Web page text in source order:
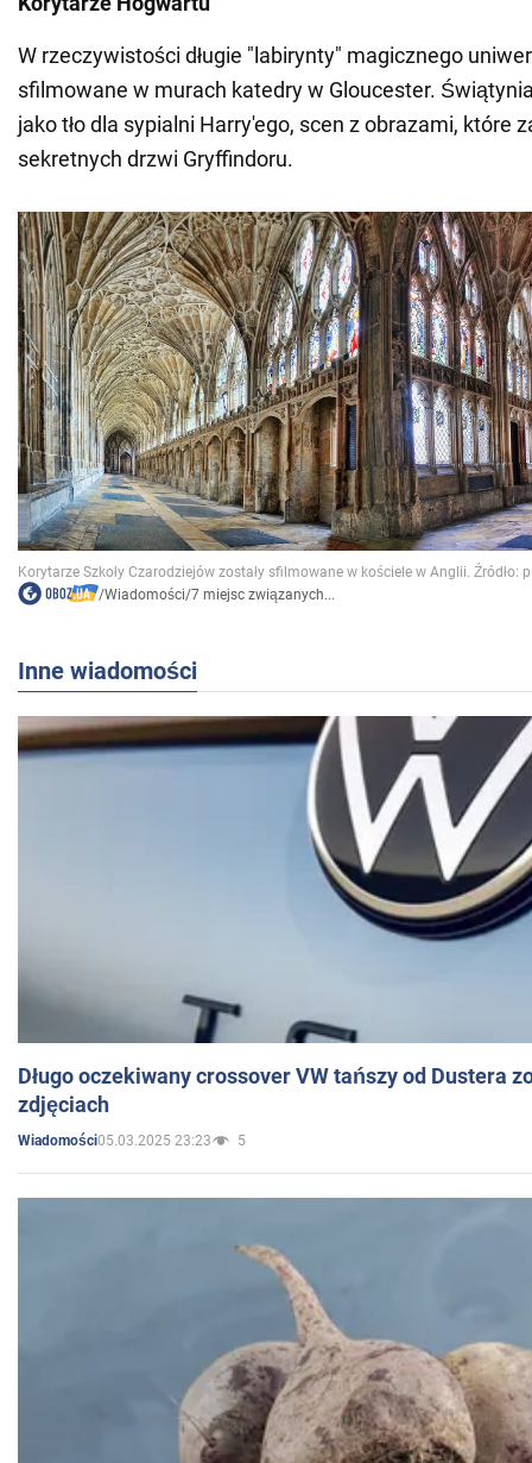
W rzeczywistości długie "labirynty" magicznego
sfilmowane w murach katedry w Gloucester. Świątynia
jako tło dla sypialni Harry'ego, scen z obrazami, które
sekretnych drzwi Gryffindoru.
/Wiadomości/7 miejsc związanych...
Inne wiadomości
Długo oczekiwany crossover VW tańszy od Dustera
zdjęciach
Wiadomości05.03.2025 23:23 5